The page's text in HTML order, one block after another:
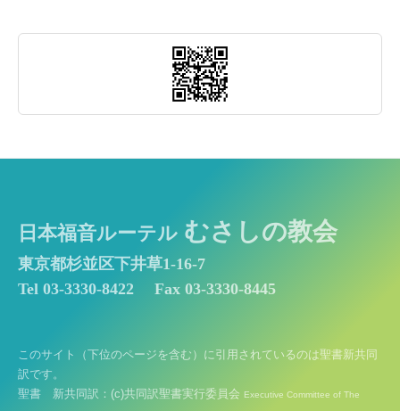
日本福音ルーテル むさしの教会
東京都杉並区下井草1-16-7
Tel 03-3330-8422
Fax 03-3330-8445
このサイト（下位のページを含む）に引用されているのは聖書新共同
訳です。
聖書 新共同訳：(c)共同訳聖書実行委員会 Executive Committee of The